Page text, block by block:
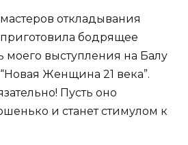
откладывания
бодрящее
моего выступления на Балу
Женщина 21 века”.
Пусть оно
и станет стимулом к